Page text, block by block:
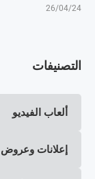
26/04/24
التصنيفات
ألعاب الفيديو
إعلانات وعروض